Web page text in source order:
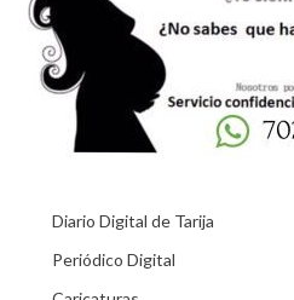
Diario Digital de Tarija
Periódico Digital